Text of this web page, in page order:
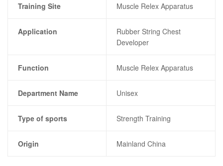
Training Site Muscle Relex Apparatus
Application
Rubber String Chest
Developer
Function Muscle Relex Apparatus
Department Name Unisex
Type of sports Strength Training
Origin Mainland China